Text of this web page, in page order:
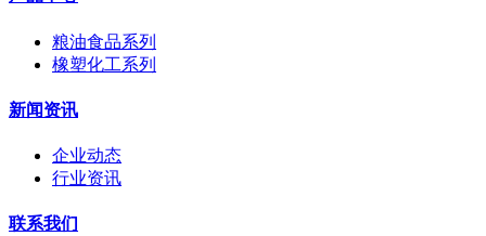
粮油食品系列
橡塑化工系列
新闻资讯
企业动态
行业资讯
联系我们